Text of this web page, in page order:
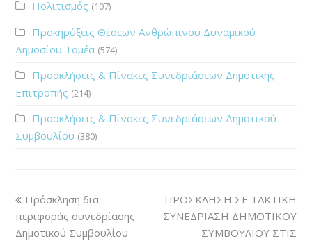
Πολιτισμός (107)
Προκηρύξεις Θέσεων Ανθρώπινου Δυναμικού
Δημοσίου Τομέα (574)
Προσκλήσεις & Πίνακες Συνεδριάσεων Δημοτικής
Επιτροπής (214)
Προσκλήσεις & Πίνακες Συνεδριάσεων Δημοτικού
Συμβουλίου (380)
Πρόσκληση δια
περιφοράς συνεδρίασης
Δημοτικού Συμβουλίου
ΠΡΟΣΚΛΗΣΗ ΣΕ ΤΑΚΤΙΚΗ
ΣΥΝΕΔΡΙΑΣΗ ΔΗΜΟΤΙΚΟΥ
ΣΥΜΒΟΥΛΙΟΥ ΣΤΙΣ